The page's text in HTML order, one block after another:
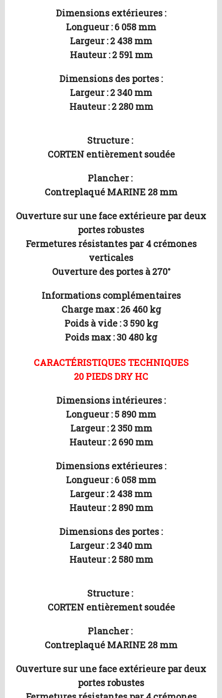
Dimensions extérieures :
Longueur : 6 058 mm
Largeur : 2 438 mm
Hauteur : 2 591 mm
Dimensions des portes :
Largeur : 2 340 mm
Hauteur : 2 280 mm
Structure :
CORTEN entièrement soudée
Plancher :
Contreplaqué MARINE 28 mm
Ouverture sur une face extérieure par deux
portes robustes
Fermetures résistantes par 4 crémones
verticales
Ouverture des portes à 270°
Informations complémentaires
Charge max : 26 460 kg
Poids à vide : 3 590 kg
Poids max : 30 480 kg
CARACTÉRISTIQUES TECHNIQUES
20 PIEDS DRY HC
Dimensions intérieures :
Longueur : 5 890 mm
Largeur : 2 350 mm
Hauteur : 2 690 mm
Dimensions extérieures :
Longueur : 6 058 mm
Largeur : 2 438 mm
Hauteur : 2 890 mm
Dimensions des portes :
Largeur : 2 340 mm
Hauteur : 2 580 mm
Structure :
CORTEN entièrement soudée
Plancher :
Contreplaqué MARINE 28 mm
Ouverture sur une face extérieure par deux
portes robustes